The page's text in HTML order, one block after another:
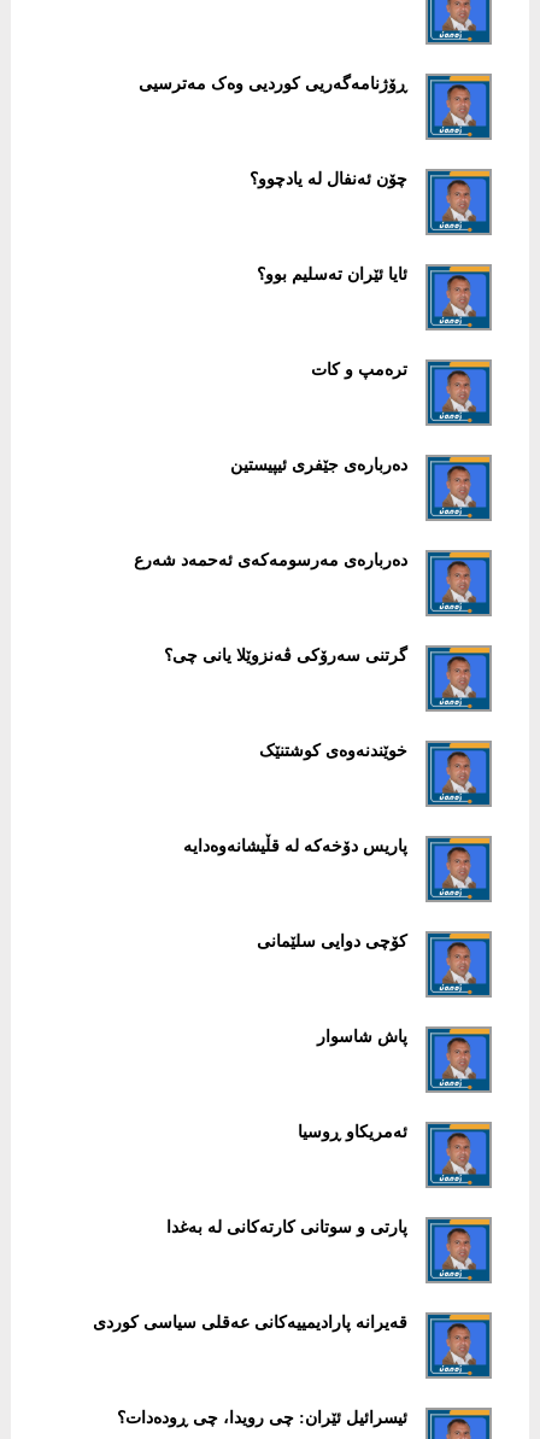
ڕۆژنامەگەریی کوردیی وەک مەترسیی
چۆن ئەنفال لە یادچوو؟
ئایا ئێران تەسلیم بوو؟
ترەمپ و کات
دەربارەی جێفری ئیپیستین
دەربارەی مەرسومەکەی ئەحمەد شەرع
گرتنی سەرۆکی ڤەنزوێلا یانی چی؟
خوێندنەوەی کوشتنێک
پاریس دۆخەکە لە قڵیشانەوەدایە
کۆچی دوایی سلێمانی
پاش شاسوار
ئەمریکاو ڕوسیا
پارتی و سوتانی کارتەکانی لە بەغدا
قەیرانە پارادیمییەکانی عەقلی سیاسی کوردی
ئیسرائیل ئێران: چی رویدا، چی ڕودەدات؟